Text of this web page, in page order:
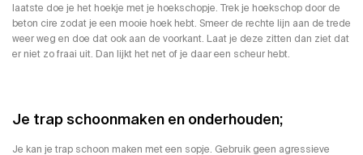
laatste doe je het hoekje met je hoekschopje. Trek je hoekschop door de
beton cire zodat je een mooie hoek hebt. Smeer de rechte lijn aan de trede
weer weg en doe dat ook aan de voorkant. Laat je deze zitten dan ziet dat
er niet zo fraai uit. Dan lijkt het net of je daar een scheur hebt.
Je trap schoonmaken en onderhouden;
Je kan je trap schoon maken met een sopje. Gebruik geen agressieve